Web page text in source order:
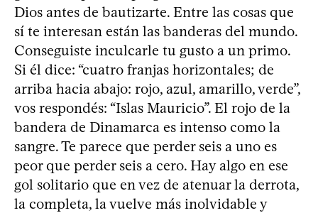
Dios antes de bautizarte. Entre las cosas que
sí te interesan están las banderas del mundo.
Conseguiste inculcarle tu gusto a un primo.
Si él dice: “cuatro franjas horizontales; de
arriba hacia abajo: rojo, azul, amarillo, verde”,
vos respondés: “Islas Mauricio”. El rojo de la
bandera de Dinamarca es intenso como la
sangre. Te parece que perder seis a uno es
peor que perder seis a cero. Hay algo en ese
gol solitario que en vez de atenuar la derrota,
la completa, la vuelve más inolvidable y